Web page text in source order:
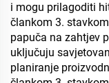
i mogu prilagoditi
člankom 3.
papuča na zahtjev
uključuju
planiranje